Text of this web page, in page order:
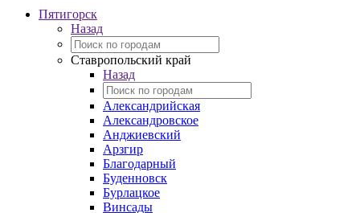
Пятигорск
Назад
Ставропольский край
Назад
Александрийская
Александровское
Анджиевский
Арзгир
Благодарный
Буденновск
Бурлацкое
Винсады